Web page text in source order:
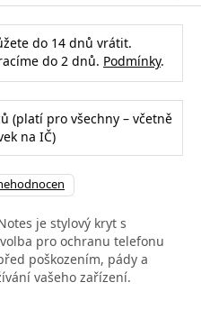
do 14 dnů vrátit.
do 2 dnů. Podmínky.
(platí pro všechny – včetně
na IČ)
je stylový kryt s
pro ochranu telefonu
poškozením, pády a
vašeho zařízení.